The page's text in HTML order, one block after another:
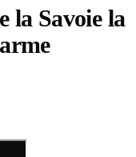
la Savoie la